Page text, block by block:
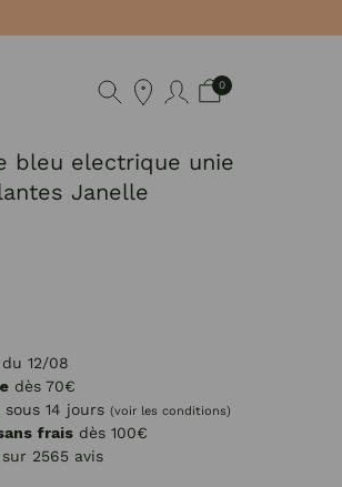
0
bleu electrique unie
Janelle
12/08
dès 70€
sous 14 jours (voir les conditions)
frais dès 100€
sur 2565 avis